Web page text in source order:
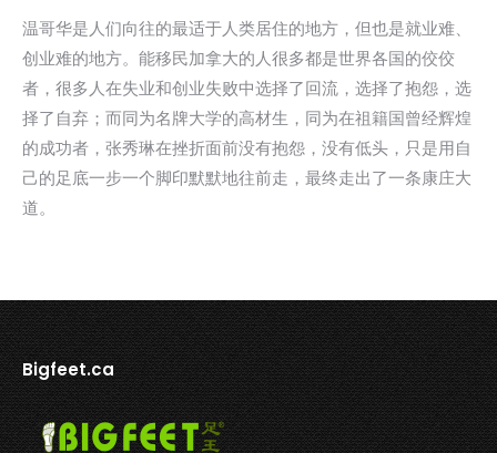
温哥华是人们向往的最适于人类居住的地方，但也是就业难、
创业难的地方。能移民加拿大的人很多都是世界各国的佼佼
者，很多人在失业和创业失败中选择了回流，选择了抱怨，选
择了自弃；而同为名牌大学的高材生，同为在祖籍国曾经辉煌
的成功者，张秀琳在挫折面前没有抱怨，没有低头，只是用自
己的足底一步一个脚印默默地往前走，最终走出了一条康庄大
道。
Bigfeet.ca